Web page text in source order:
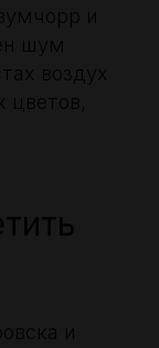
и
шум
воздух
цветов,
и